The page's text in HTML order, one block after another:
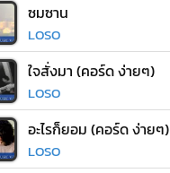
ซมซาน
LOSO
ใจสั่งมา (คอร์ด ง่ายๆ)
LOSO
อะไรก็ยอม (คอร์ด ง่ายๆ)
LOSO